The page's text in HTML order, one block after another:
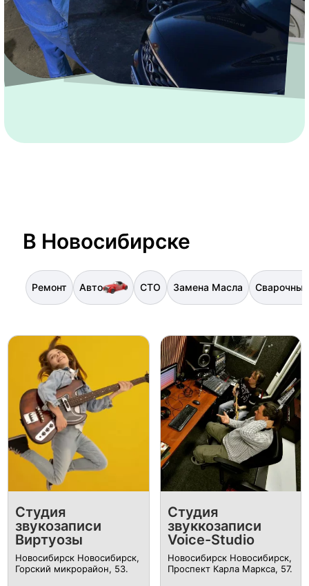
В Новосибирске
Ремонт Авто СТО Замена Масла
Студия
звукозаписи
Виртуозы
Новосибирск Новосибирск,
Горский микрорайон, 53.
Студия
звуккозаписи
Voice-Studio
Новосибирск Новосибирск, ​
Проспект Карла Маркса, 57.